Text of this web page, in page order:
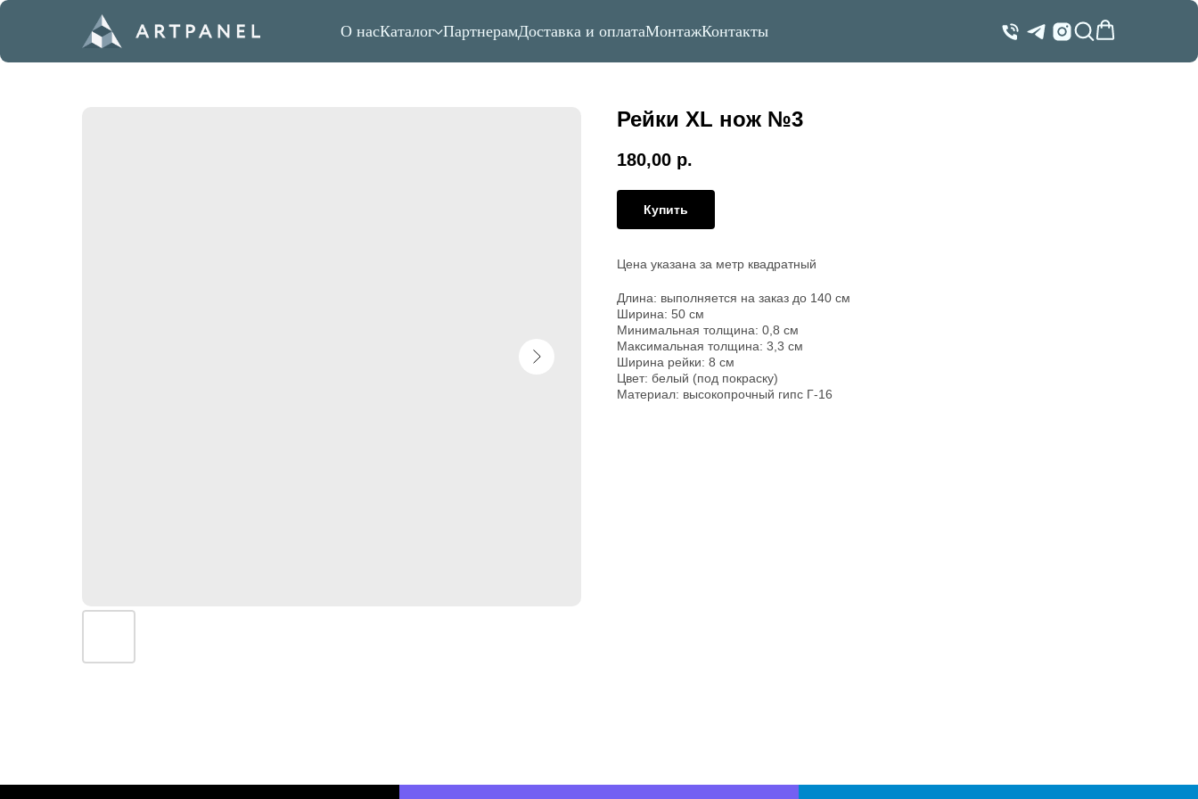
О насКаталог ПартнерамДоставка и оплатаМонтажКонтакты
Рейки XL нож №3
180,00 р.
Купить
Цена указана за метр квадратный
Длина: выполняется на заказ до 140 см
Ширина: 50 см
Минимальная толщина: 0,8 см
Максимальная толщина: 3,3 см
Ширина рейки: 8 см
Цвет: белый (под покраску)
Материал: высокопрочный гипс Г-16